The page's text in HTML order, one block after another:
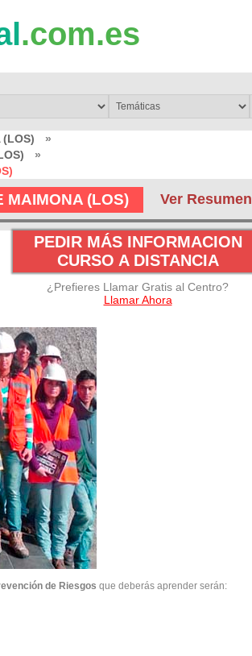
.com.es
(LOS)
»
»
Ver Resumen
(LOS)
PEDIR MÁS INFORMACION
CURSO A DISTANCIA
¿Prefieres Llamar Gratis al Centro?
Llamar Ahora
de Riesgos que deberás aprender serán: